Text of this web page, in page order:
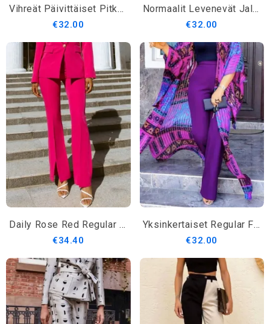
Vihreät Päivittäiset Pitkät Urban Plain Muotihousut
€32.00
Normaalit Levenevät Jalkahousut
€32.00
Daily Rose Red Regular Fit Elegant Fashion Pitkät Housut
€34.40
Yksinkertaiset Regular Fit Solid Housut
€32.00